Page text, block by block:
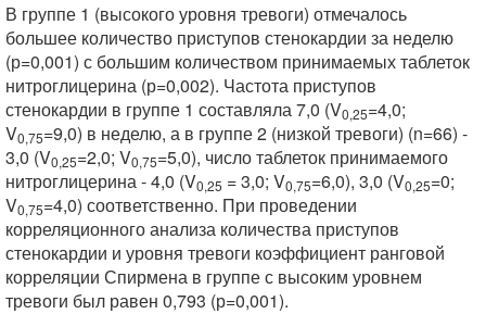
В группе 1 (высокого уровня тревоги) отмечалось
большее количество приступов стенокардии за неделю
(р=0,001) с большим количеством принимаемых таблеток
нитроглицерина (р=0,002). Частота приступов
стенокардии в группе 1 составляла 7,0 (V0,25=4,0;
V0,75=9,0) в неделю, а в группе 2 (низкой тревоги) (n=66) -
3,0 (V0,25=2,0; V0,75=5,0), число таблеток принимаемого
нитроглицерина - 4,0 (V0,25 = 3,0; V0,75=6,0), 3,0 (V0,25=0;
V0,75=4,0) соответственно. При проведении
корреляционного анализа количества приступов
стенокардии и уровня тревоги коэффициент ранговой
корреляции Спирмена в группе с высоким уровнем
тревоги был равен 0,793 (р=0,001).